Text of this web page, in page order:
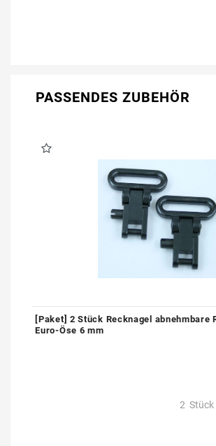
PASSENDES ZUBEHÖR
[Paket] 2 Stück Recknagel abnehmbare
Euro-Öse 6 mm
2 Stück